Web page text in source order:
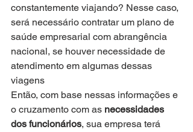
constantemente viajando? Nesse caso,
será necessário contratar um plano de
saúde empresarial com abrangência
nacional, se houver necessidade de
atendimento em algumas dessas
viagens
Então, com base nessas informações e
o cruzamento com as necessidades
dos funcionários, sua empresa terá